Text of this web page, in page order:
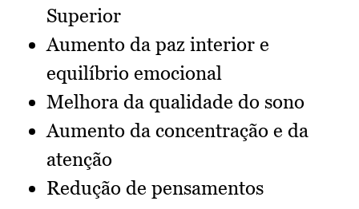
Superior
Aumento da paz interior e
equilíbrio emocional
Melhora da qualidade do sono
Aumento da concentração e da
atenção
Redução de pensamentos